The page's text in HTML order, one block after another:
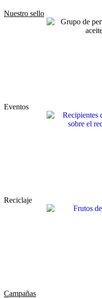
Nuestro sello
Eventos
Reciclaje
Campañas